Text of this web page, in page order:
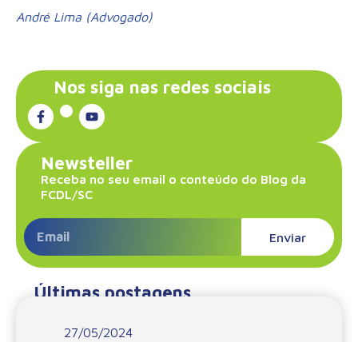
André Lima (Advogado)
Nos siga nas redes sociais
Newsteller
Receba no seu email o conteúdo do Blog da
FCDL/SC
Enviar
Últimas postagens
27/05/2024